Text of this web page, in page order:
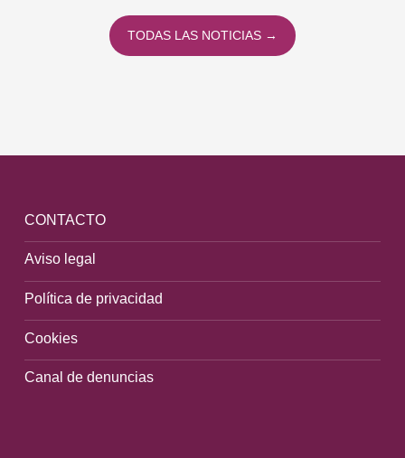
TODAS LAS NOTICIAS →
CONTACTO
Aviso legal
Política de privacidad
Cookies
Canal de denuncias